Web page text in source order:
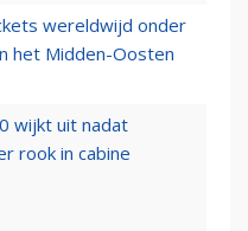
wereldwijd onder
het Midden-Oosten
wijkt uit nadat
rook in cabine